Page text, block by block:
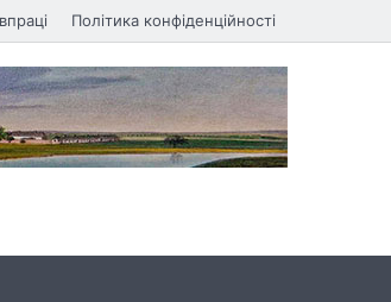
Політика конфіденційності